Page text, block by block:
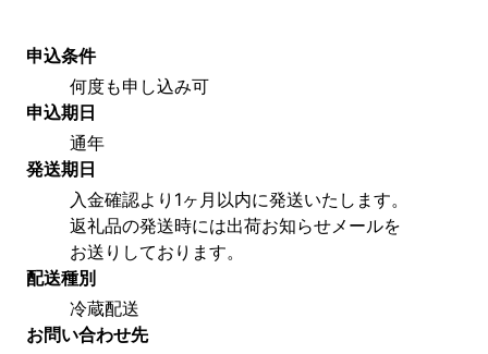
申込条件
何度も申し込み可
申込期日
通年
発送期日
入金確認より1ヶ月以内に発送いたします。
返礼品の発送時には出荷お知らせメールを
お送りしております。
配送種別
冷蔵配送
お問い合わせ先